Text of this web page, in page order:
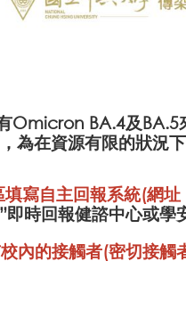
Omicron BA.4及
在資源有限的狀況
寫自主回報系統(網址
時回報健諮中心或學
內的接觸者(密切接